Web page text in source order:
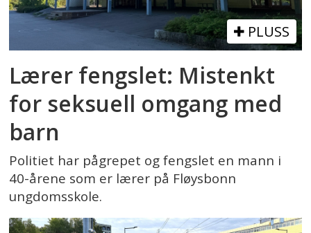
PLUSS
Lærer fengslet: Mistenkt
for seksuell omgang med
barn
Politiet har pågrepet og fengslet en mann i
40-årene som er lærer på Fløysbonn
ungdomsskole.